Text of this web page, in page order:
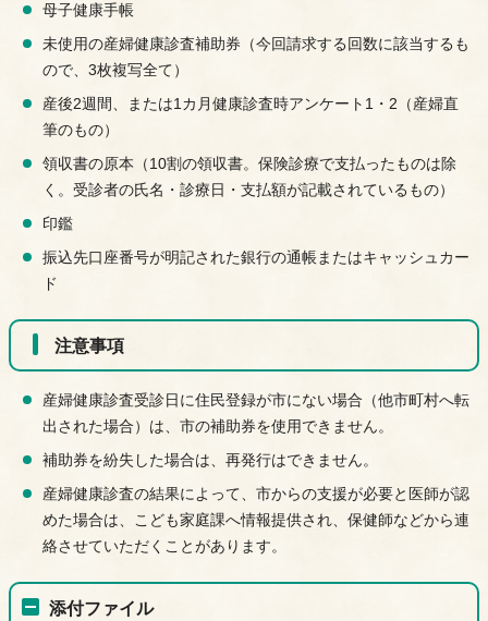
母子健康手帳
未使用の産婦健康診査補助券（今回請求する回数に該当するも
ので、3枚複写全て）
産後2週間、または1カ月健康診査時アンケート1・2（産婦直
筆のもの）
領収書の原本（10割の領収書。保険診療で支払ったものは除
く。受診者の氏名・診療日・支払額が記載されているもの）
印鑑
振込先口座番号が明記された銀行の通帳またはキャッシュカー
ド
注意事項
産婦健康診査受診日に住民登録が市にない場合（他市町村へ転
出された場合）は、市の補助券を使用できません。
補助券を紛失した場合は、再発行はできません。
産婦健康診査の結果によって、市からの支援が必要と医師が認
めた場合は、こども家庭課へ情報提供され、保健師などから連
絡させていただくことがあります。
添付ファイル